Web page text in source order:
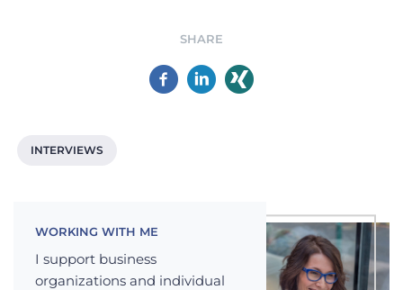
SHARE
INTERVIEWS
WORKING WITH ME
I support business
organizations and individual